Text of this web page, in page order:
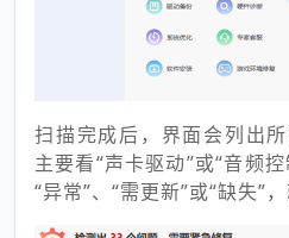
扫描完成后，界面会列出
主要看“声卡驱动”或“音频
“异常”、“需更新”或“缺失”